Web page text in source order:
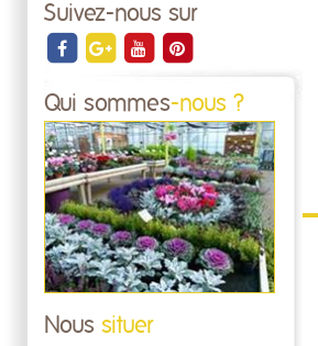
Suivez-nous sur
Qui sommes-nous ?
Nous situer